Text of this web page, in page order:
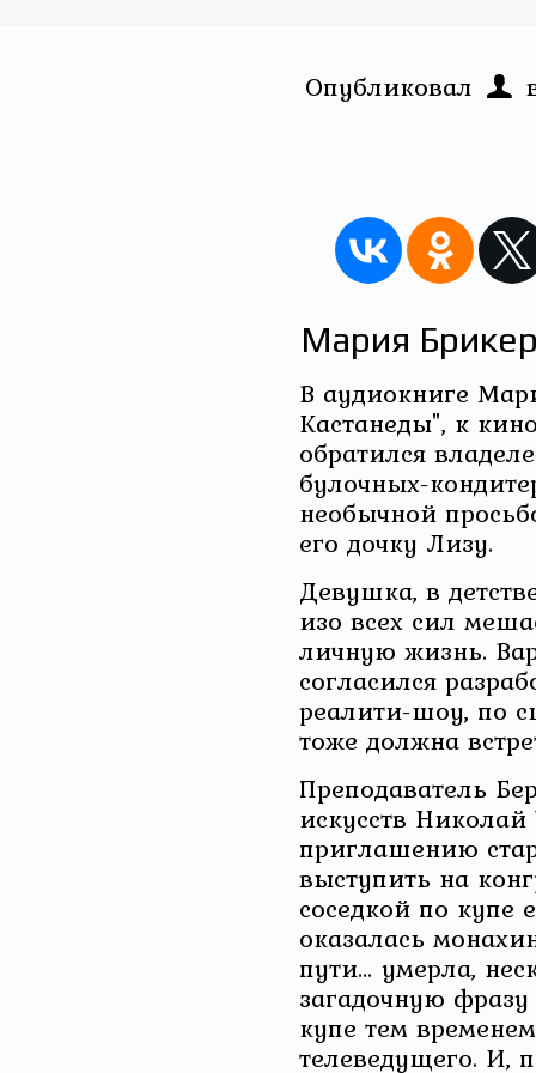
Опубликовал
Мария
В аудиокниге
Кастанеды", к
обратился
булочных-
необычной
его дочку Лизу.
Девушка, в
изо всех сил
личную жизнь.
согласился
реалити-шоу, по
тоже должна
Преподаватель
искусств
приглашению
выступить на
соседкой по купе
оказалась
пути… умерла,
загадочную
купе тем
телеведущего. И,